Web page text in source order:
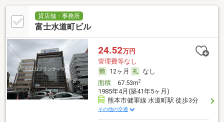
貸店舗・事務所
富士水道町ビル
24.52万円
管理費等なし
12ヶ月
なし
面積67.53m2
1985年4月(築41年5ヶ月)
熊本市健軍線 水道町駅 徒歩3分
その他の交通